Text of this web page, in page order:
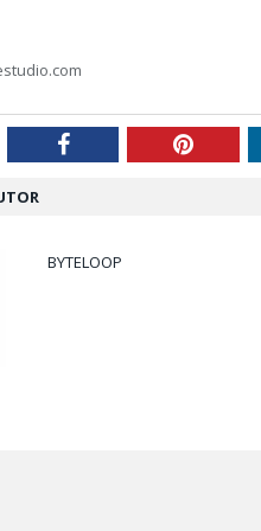
Facebook
BYTELOOP